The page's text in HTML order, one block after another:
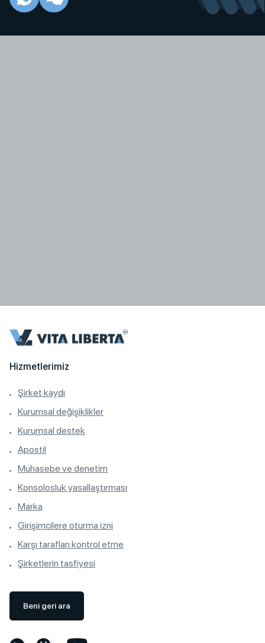
Hizmetlerimiz
Şirket kaydı
Kurumsal değişiklikler
Kurumsal destek
Apostil
Muhasebe ve denetim
Konsolosluk yasallaştırması
Marka
Girişimcilere oturma izni
Karşı tarafları kontrol etme
Şirketlerin tasfiyesi
Beni geri ara